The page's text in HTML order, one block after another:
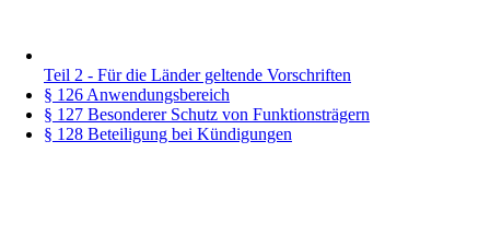
Teil 2 - Für die Länder geltende Vorschriften
§ 126 Anwendungsbereich
§ 127 Besonderer Schutz von Funktionsträgern
§ 128 Beteiligung bei Kündigungen